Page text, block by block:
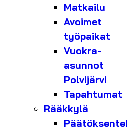
Matkailu
Avoimet
työpaikat
Vuokra-
asunnot
Polvijärvi
Tapahtumat
Rääkkylä